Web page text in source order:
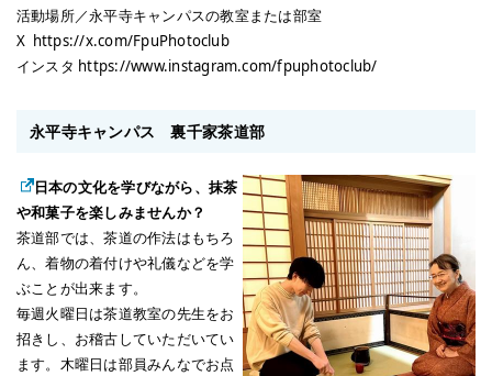
活動場所／永平寺キャンパスの教室または部室
X https://x.com/FpuPhotoclub
インスタ https://www.instagram.com/fpuphotoclub/
永平寺キャンパス 裏千家茶道部
日本の文化を学びながら、抹茶
や和菓子を楽しみませんか？
茶道部では、茶道の作法はもちろ
ん、着物の着付けや礼儀などを学
ぶことが出来ます。
毎週火曜日は茶道教室の先生をお
招きし、お稽古していただいてい
ます。木曜日は部員みんなでお点